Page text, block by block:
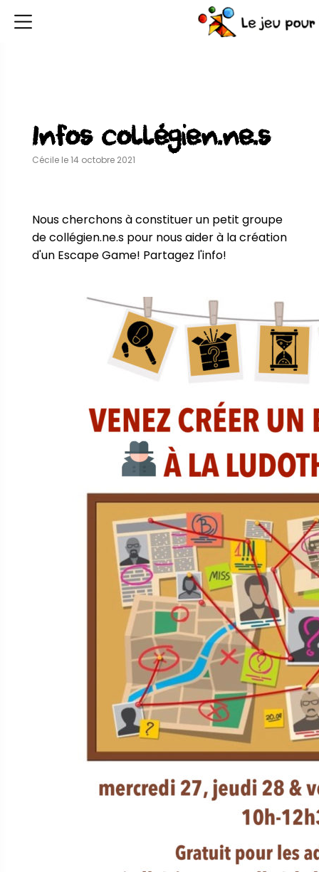
Infos collégien.ne.s
Cécile le 14 octobre 2021
Nous cherchons à constituer un petit groupe
de collégien.ne.s pour nous aider à la création
d'un Escape Game! Partagez l'info!